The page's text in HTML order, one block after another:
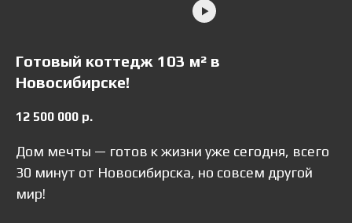
Готовый коттедж 103 м² в
Новосибирске!
12 500 000 р.
Дом мечты — готов к жизни уже сегодня, всего
30 минут от Новосибирска, но совсем другой
мир!